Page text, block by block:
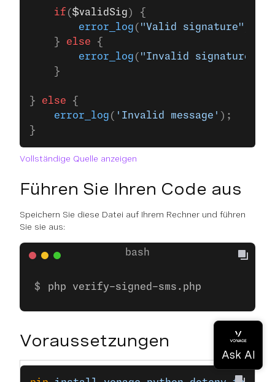
    if
($validSig ) {
        error_log
( "Valid signature"
    }
else {
        error_log
( "Invalid signature"
    }
} else {
    error_log
( 'Invalid message' );
}
Vollständige Quelle anzeigen
Führen Sie Ihren Code aus
Speichern Sie diese Datei auf Ihrem Rechner und führen
Sie sie aus:
php verify-signed-sms.php
Voraussetzungen